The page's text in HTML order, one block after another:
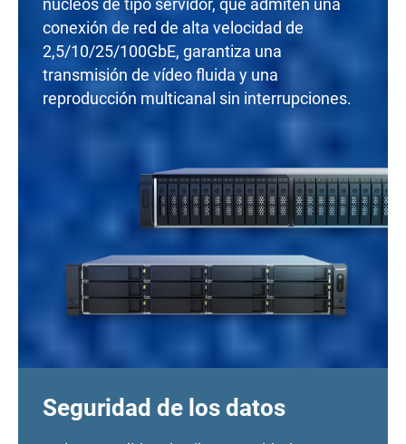
núcleos de tipo servidor, que admiten una
conexión de red de alta velocidad de
2,5/10/25/100GbE, garantiza una
transmisión de vídeo fluida y una
reproducción multicanal sin interrupciones.
Seguridad de los datos